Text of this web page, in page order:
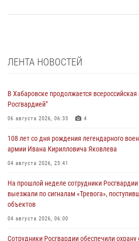
ЛЕНТА НОВОСТЕЙ
В Хабаровске продолжается
Росгвардией"
06 августа 2026, 06:33 4
108 лет со дня рождения легендарного
армии Ивана Кирилловича Яковлева
04 августа 2026, 23:41
На прошлой неделе сотрудники
выезжали по сигналам «Тревога»,
объектов
04 августа 2026, 06:00
Сотрудники Росгвардии обеспечили